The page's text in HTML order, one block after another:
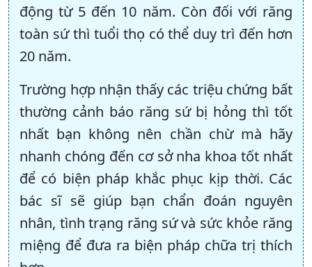
động từ 5 đến 10 năm. Còn đối với răng
toàn sứ thì tuổi thọ có thể duy trì đến hơn
20 năm.
Trường hợp nhận thấy các triệu chứng bất
thường cảnh báo răng sứ bị hỏng thì tốt
nhất bạn không nên chần chừ mà hãy
nhanh chóng đến cơ sở nha khoa tốt nhất
để có biện pháp khắc phục kịp thời. Các
bác sĩ sẽ giúp bạn chẩn đoán nguyên
nhân, tình trạng răng sứ và sức khỏe răng
miệng để đưa ra biện pháp chữa trị thích